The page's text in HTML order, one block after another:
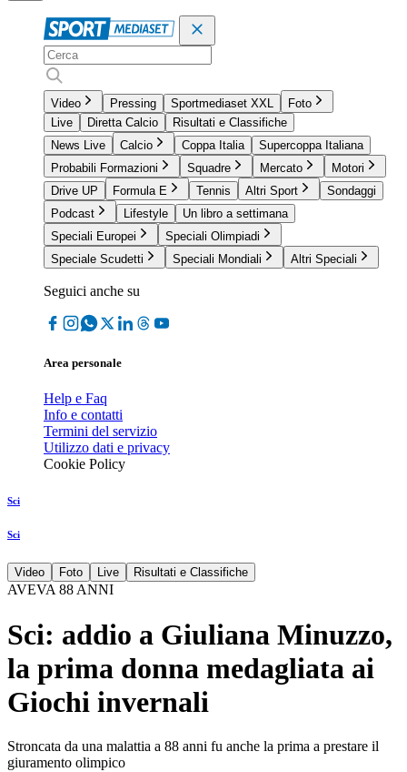
Video Pressing Sportmediaset XXL
Foto
Live
Diretta Calcio
Risultati e Classifiche
News Live
Calcio Coppa Italia
Supercoppa Italiana
Probabili Formazioni
Squadre Mercato
Motori
Drive UP
Formula E Tennis Altri Sport
Sondaggi
Podcast
Lifestyle
Un libro a settimana
Speciali Europei
Speciali Olimpiadi
Speciale Scudetti
Speciali Mondiali Altri Speciali
Seguici anche su
Area personale
Help e Faq
Info e contatti
Termini del servizio
Utilizzo dati e privacy
Cookie Policy
Sci
Sci
Video Foto Live Risultati e Classifiche
AVEVA 88 ANNI
Sci: addio a Giuliana Minuzzo,
la prima donna medagliata ai
Giochi invernali
Stroncata da una malattia a 88 anni fu anche la prima a prestare il
giuramento olimpico